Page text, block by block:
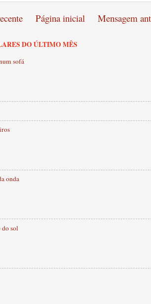
Mensagem
Página inicial
DO ÚLTIMO MÊS
sofá
onda
do sol